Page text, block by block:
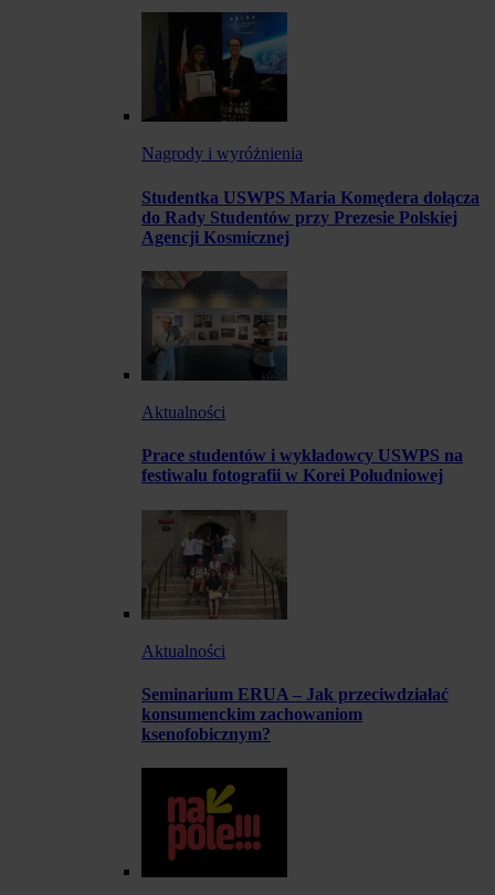
Nagrody i wyróżnienia
Studentka USWPS Maria Komędera dołącza
do Rady Studentów przy Prezesie Polskiej
Agencji Kosmicznej
Aktualności
Prace studentów i wykładowcy USWPS na
festiwalu fotografii w Korei Południowej
Aktualności
Seminarium ERUA – Jak przeciwdziałać
konsumenckim zachowaniom
ksenofobicznym?